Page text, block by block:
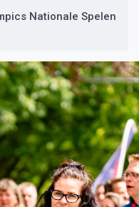
Nationale Spelen